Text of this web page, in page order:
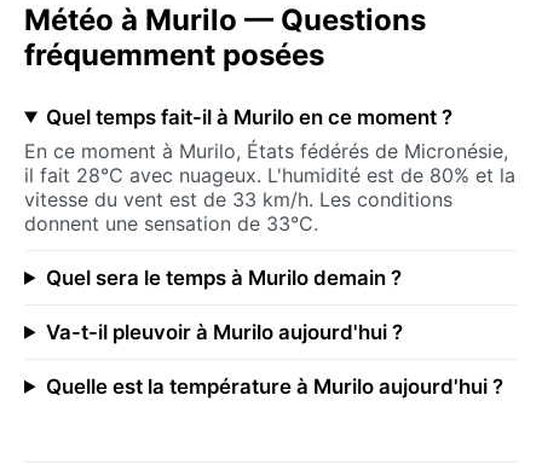
Météo à Murilo — Questions
fréquemment posées
Quel temps fait-il à Murilo en ce moment ?
En ce moment à Murilo, États fédérés de Micronésie,
il fait 28°C avec nuageux. L'humidité est de 80% et la
vitesse du vent est de 33 km/h. Les conditions
donnent une sensation de 33°C.
Quel sera le temps à Murilo demain ?
Va-t-il pleuvoir à Murilo aujourd'hui ?
Quelle est la température à Murilo aujourd'hui ?